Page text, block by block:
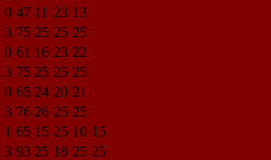
0 47 11 23 13
3 75 25 25 25
0 61 16 23 22
3 75 25 25 25
0 65 24 20 21
3 76 26 25 25
1 65 15 25 10 15
3 93 25 18 25 25